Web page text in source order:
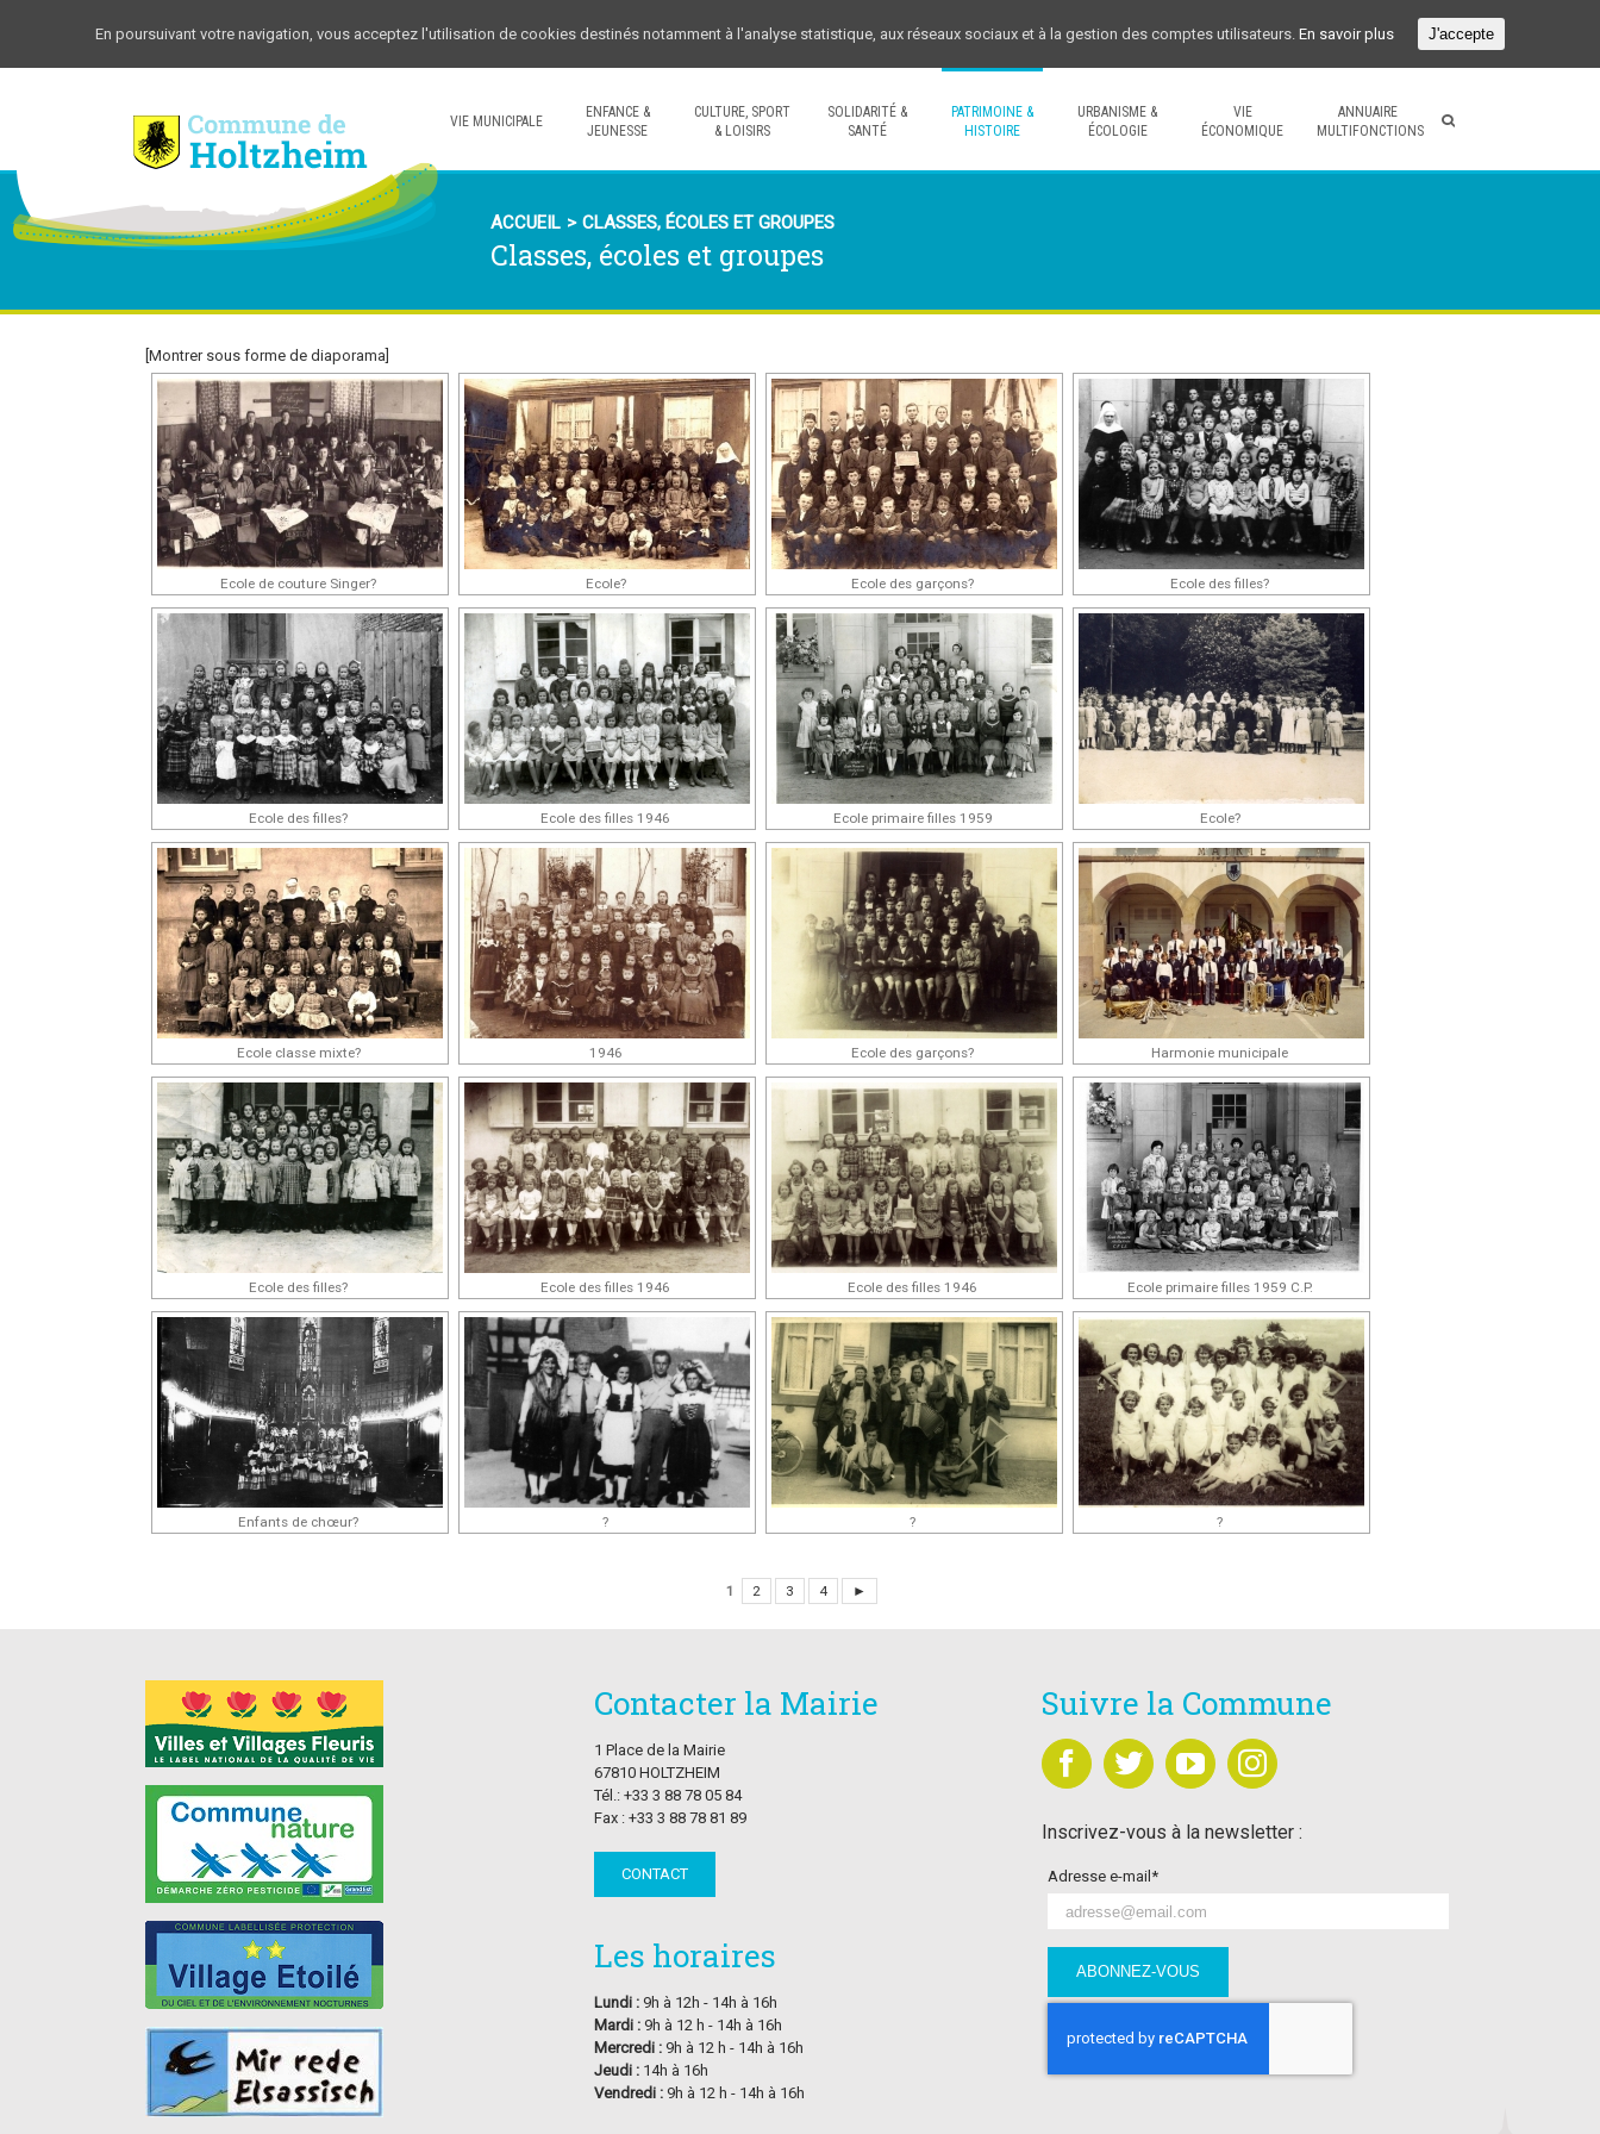
VIE MUNICIPALE
ENFANCE &
JEUNESSE
CULTURE, SPORT
& LOISIRS
SOLIDARITÉ &
SANTÉ
PATRIMOINE &
HISTOIRE
URBANISME &
ÉCOLOGIE
VIE
ÉCONOMIQUE
ANNUAIRE
MULTIFONCTIONS
ACCUEIL > CLASSES, ÉCOLES ET GROUPES
Classes, écoles et groupes
[Montrer sous forme de diaporama]
Ecole de couture Singer? Ecole? Ecole des garçons? Ecole des filles?
Ecole des filles? Ecole des filles 1946 Ecole primaire filles 1959 Ecole?
Ecole classe mixte? 1946 Ecole des garçons? Harmonie municipale
Ecole des filles? Ecole des filles 1946 Ecole des filles 1946 Ecole primaire filles 1959 C.P.
Enfants de chœur? ? ? ?
1 2 3 4 ►
Contacter la Mairie
1 Place de la Mairie
67810 HOLTZHEIM
Tél.: +33 3 88 78 05 84
Fax : +33 3 88 78 81 89
CONTACT
Les horaires
Lundi :9h à 12h - 14h à 16h
Mardi :9h à 12 h - 14h à 16h
Mercredi :9h à 12 h - 14h à 16h
Jeudi :14h à 16h
Vendredi :9h à 12 h - 14h à 16h
Suivre la Commune
Inscrivez-vous à la newsletter :
Adresse e-mail*
En poursuivant votre navigation, vous acceptez l'utilisation de cookies destinés notamment à l'analyse statistique, aux réseaux sociaux et à la gestion des comptes utilisateurs. En savoir plus J'accepte